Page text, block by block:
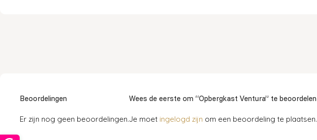
Beoordelingen
Er zijn nog geen beoordelingen.
Wees de eerste om “Opbergkast Ventura” te beoordelen
Je moet ingelogd zijn om een beoordeling te plaatsen.